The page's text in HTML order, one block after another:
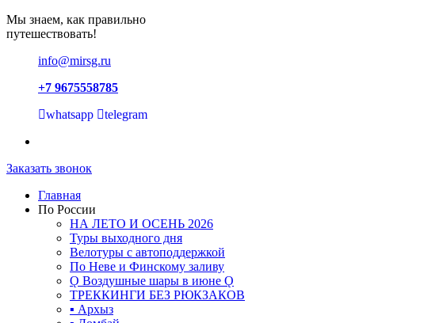
Мы знаем, как правильно
путешествовать!
info@mirsg.ru
+7 9675558785
whatsapp
telegram
Заказать звонок
Главная
По России
НА ЛЕТО И ОСЕНЬ 2026
Туры выходного дня
Велотуры с автоподдержкой
По Неве и Финскому заливу
Ǫ Воздушные шары в июне Ǫ
ТРЕККИНГИ БЕЗ РЮКЗАКОВ
▪ Архыз